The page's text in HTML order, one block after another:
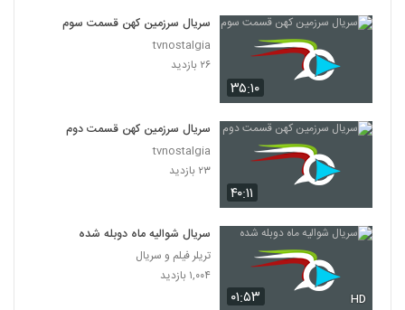
۳۵:۱۰
سریال سرزمین کهن قسمت سوم
tvnostalgia
۲۶ بازدید
۴۰:۱۱
سریال سرزمین کهن قسمت دوم
tvnostalgia
۲۳ بازدید
۰۱:۵۳ HD
سریال شوالیه ماه دوبله شده
تریلر فیلم و سریال
۱,۰۰۴ بازدید